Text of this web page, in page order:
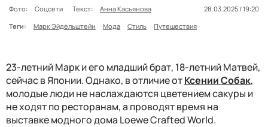
Фото: Соцсети Текст: Анна Касьянова
28.03.2025 / 19:20
Теги:
Марк Эйдельштейн Мода Стиль Путешествия
23-летний Марк и его младший брат, 18-летний Матвей,
сейчас в Японии. Однако, в отличие отКсении Собак,
молодые люди не наслаждаются цветением сакуры и
не ходят по ресторанам, а проводят время на
выставке модного дома Loewe Crafted World.